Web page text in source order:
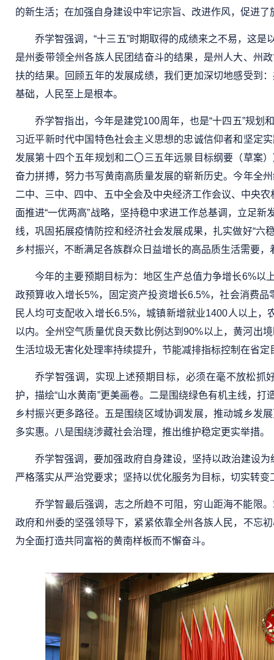
的新生活；在加强自身建设中牢记宗旨、改进作风，促进
乔学智强调，“十三五”时期取得的成绩来之不易，这
是州委带领全州各族人民团结奋斗的结果，是州人大、州
扶的结果。回顾五年的发展成绩，我们更加深切地感受到
基础，人民至上是根本。
乔学智指出，今年是建党100周年，也是“十四五”规
习近平新时代中国特色社会主义思想的忠诚信仰者和坚定
发展第十四个五年规划和二〇三五年远景目标纲要（草案
奋力拼搏，努力书写黄南高质量发展的崭新历史。今年全
二中、三中、四中、五中全会及中央经济工作会议、中央
面推进“一优两高”战略，坚持稳中求进工作总基调，立足
线，巩固拓展疫情防控和经济社会发展成果，扎实做好“六
乡村振兴，不断满足各族群众日益增长的高品质生活需要
今年的主要预期目标为：地区生产总值力争增长6%以
政预算收入增长5%，固定资产投资增长6.5%，社会消费
民人均可支配收入增长6.5%，城镇新增就业1400人以上
以内。全州空气质量优良天数比例达到90%以上，黄河出
生活垃圾无害化处理率持续提升，节能减排指标控制在省定
乔学智强调，实现上述预期目标，必须在毫不放松抓
护，描绘“山水黄南”更美画卷。二是围绕绿色有机主线，
乡村振兴更多路径。五是围绕区域协调发展，推动城乡发
多实惠。八是围绕涉藏社会治理，推出维护稳定更实举措。
乔学智强调，要加强政府自身建设，坚持以政治建设
严格落实从严治党要求；坚持以优化服务为目标，切实转
乔学智最后强调，志之所趋不可阻，穷山距海不能限
政府和州委的坚强领导下，紧紧依靠全州各族人民，不忘
为全面打造共同富裕的黄南样板而不懈奋斗。